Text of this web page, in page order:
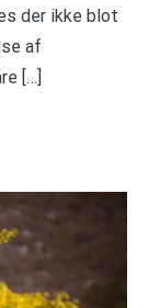
der ikke blot
af
[…]